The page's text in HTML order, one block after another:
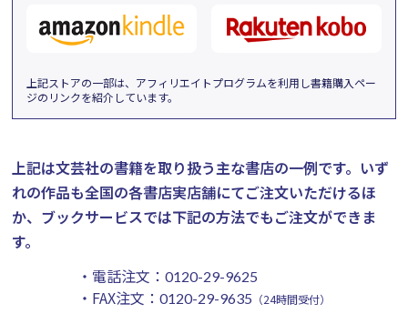
上記ストアの一部は、アフィリエイトプログラムを利用し書籍購入ペー
ジのリンクを紹介しています。
上記は文芸社の書籍を取り扱う主な書店の一例です。 いず
れの作品も全国の各書店実店舗にてご注文いただけるほ
か、ブックサービスでは下記の方法でもご注文ができま
す。
・電話注文： 0120-29-9625
・FAX注文： 0120-29-9635 （24時間受付）